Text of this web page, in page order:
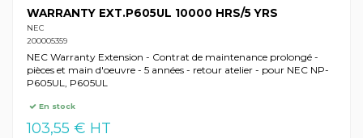
WARRANTY EXT.P605UL 10000 HRS/5 YRS
NEC
200005359
NEC Warranty Extension - Contrat de maintenance prolongé -
pièces et main d'oeuvre - 5 années - retour atelier - pour NEC NP-
P605UL, P605UL
En stock
103,55 € HT